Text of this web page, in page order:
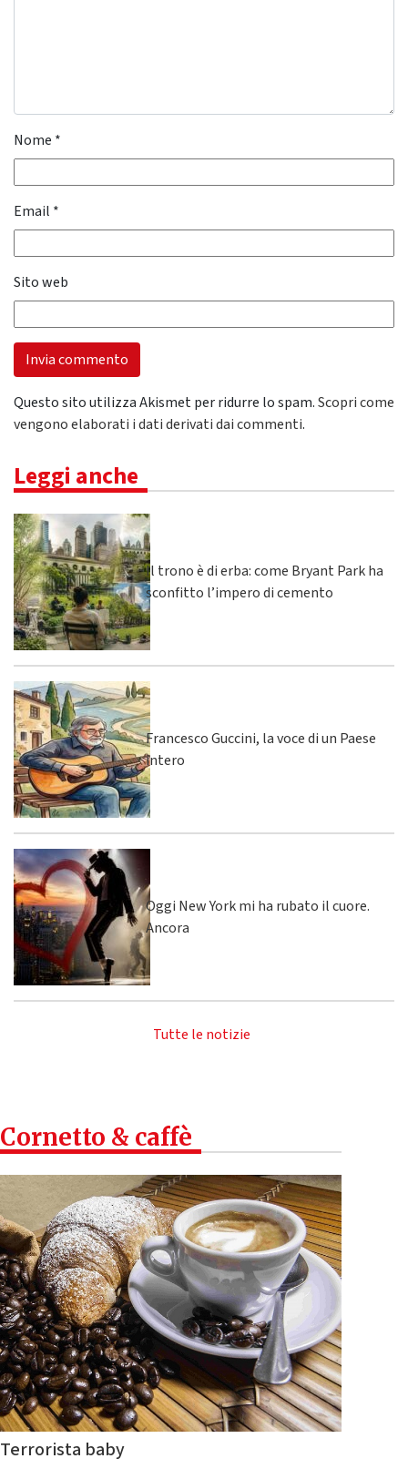
Nome *
Email *
Sito web
Questo sito utilizza Akismet per ridurre lo spam.Scopri come
vengono elaborati i dati derivati dai commenti.
Leggi anche
Il trono è di erba: come Bryant Park ha
sconfitto l’impero di cemento
Francesco Guccini, la voce di un Paese
intero
Oggi New York mi ha rubato il cuore.
Ancora
Tutte le notizie
Cornetto & caffè
Terrorista baby